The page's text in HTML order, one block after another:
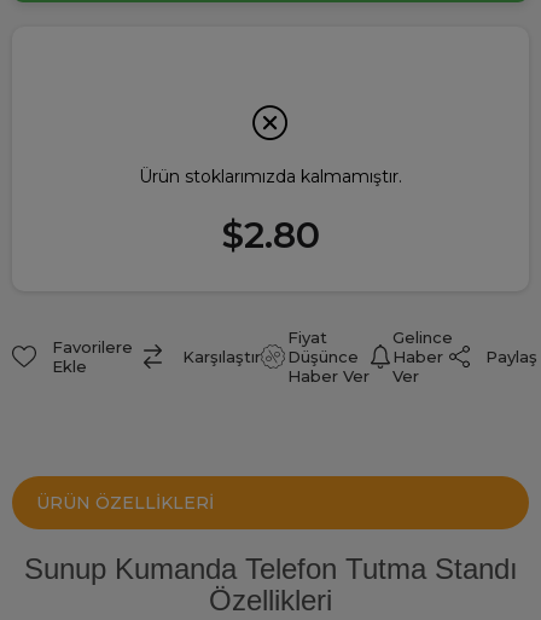
Ürün stoklarımızda kalmamıştır.
$2.80
Favorilere
Ekle
Karşılaştır
Fiyat
Düşünce
Haber Ver
Gelince
Haber
Ver
Paylaş
ÜRÜN ÖZELLIKLERI
Sunup Kumanda Telefon Tutma Standı
Özellikleri